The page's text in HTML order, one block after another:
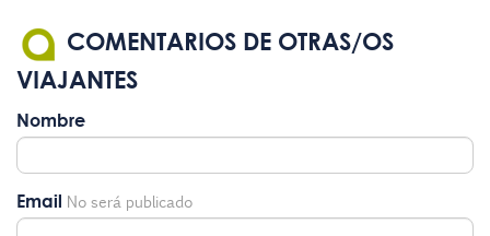
COMENTARIOS DE OTRAS/OS
VIAJANTES
Nombre
Email No será publicado